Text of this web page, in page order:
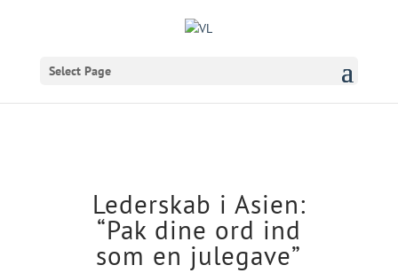
Select Page
Lederskab i Asien:
“Pak dine ord ind
som en julegave”